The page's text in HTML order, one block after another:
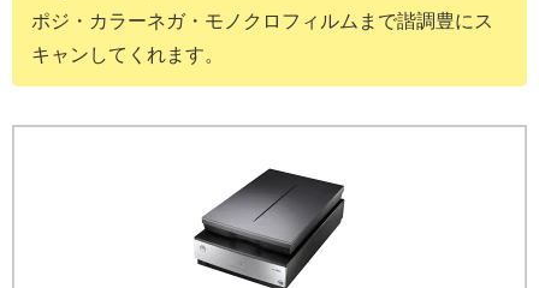
ポジ・カラーネガ・モノクロフィルムまで諧調豊にス
キャンしてくれます。